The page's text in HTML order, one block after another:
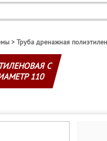
Труба дренажная
С
110